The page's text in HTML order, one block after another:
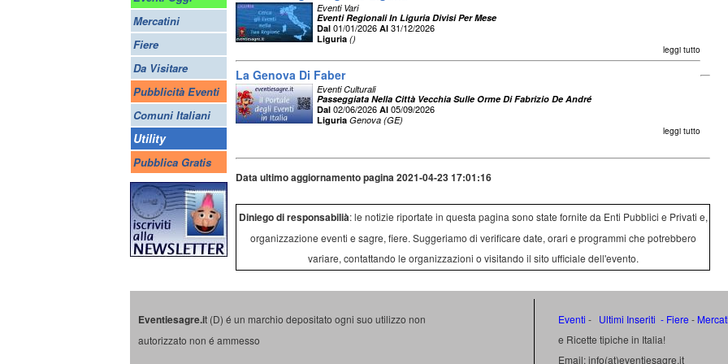
Mercatini
Fiere
Da Visitare
Pubblicità Eventi
Comuni Italiani
Utility
Pubblica Gratis
Eventi Vari
Eventi Regionali In Liguria Divisi Per Mese
Dal 01/01/2026 Al 31/12/2026
Liguria ()
leggi tutto
La Genova Di Faber
Eventi Culturali
Passeggiata Nella Città Vecchia Sulle Orme Di Fabrizio De André
Dal 02/06/2026 Al 05/09/2026
Liguria Genova (GE)
leggi tutto
Data ultimo aggiornamento pagina 2021-04-23 17:01:16
Diniego di responsabilià: le notizie riportate in questa pagina sono state fornite da Enti Pubblici e Privati e,
organizzazione eventi e sagre, fiere. Suggeriamo di verificare date, orari e programmi che potrebbero
variare, contattando le organizzazioni o visitando il sito ufficiale dell'evento.
Eventiesagre.it (D) é un marchio depositato ogni suo utilizzo non
autorizzato non é ammesso
Eventi - Ultimi Inseriti - Fiere -
e Ricette tipiche in Italia!
Email: info(at)eventiesagre.it